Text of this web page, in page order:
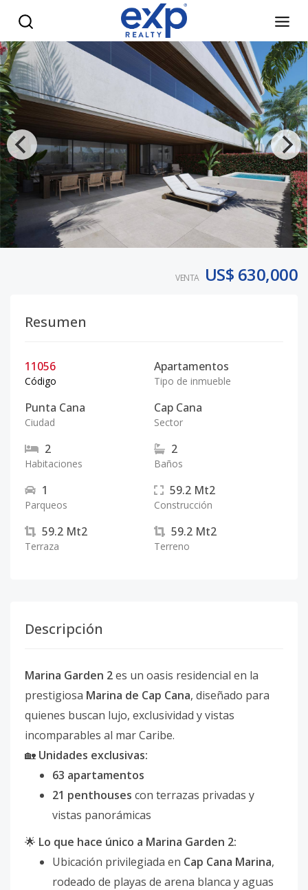
VENTA US$ 630,000
Resumen
11056
Código
Apartamentos
Tipo de inmueble
Punta Cana
Ciudad
Cap Cana
Sector
2
Habitaciones
2
Baños
1
Parqueos
59.2 Mt2
Construcción
59.2 Mt2
Terraza
59.2 Mt2
Terreno
Descripción
Marina Garden 2es un oasis residencial en la
prestigiosa Marina de Cap Cana, diseñado para
quienes buscan lujo, exclusividad y vistas
incomparables al mar Caribe.
🏡 Unidades exclusivas:
63 apartamentos
21 penthouses con terrazas privadas y
vistas panorámicas
🌟 Lo que hace único a Marina Garden 2:
Ubicación privilegiada en Cap Cana Marina,
rodeado de playas de arena blanca y aguas
Apartamentos de lujo en venta en Cap Cana RD - eXp